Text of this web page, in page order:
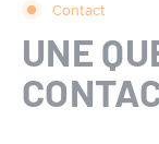
Contact
UNE